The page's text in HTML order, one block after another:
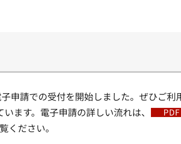
申請での受付を開始しました。ぜひご利
ます。電子申請の詳しい流れは、
ください。